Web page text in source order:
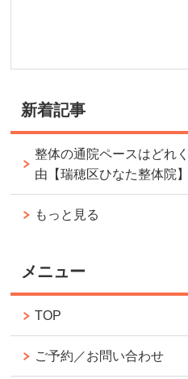
新着記事
整体の通院ペースはどれ
由【瑞穂区ひなた整体院】
もっと見る
メニュー
TOP
ご予約／お問い合わせ